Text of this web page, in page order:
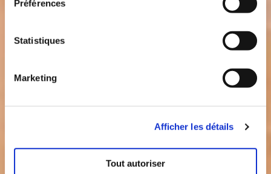
Préférences
Statistiques
Marketing
Afficher les détails
Tout autoriser